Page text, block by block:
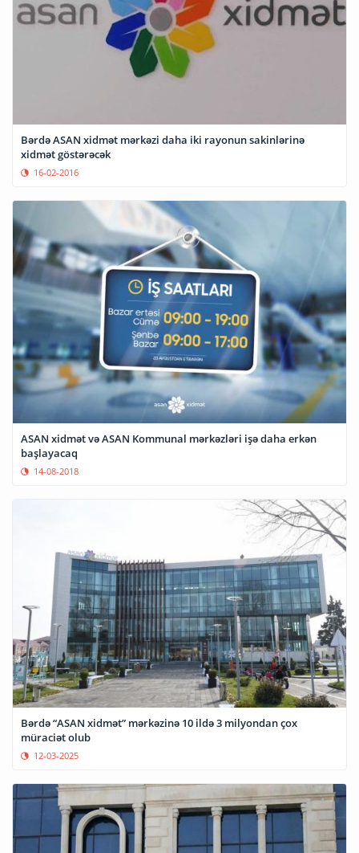
Bərdə ASAN xidmət mərkəzi daha iki rayonun sakinlərinə
xidmət göstərəcək
16-02-2016
ASAN xidmət və ASAN Kommunal mərkəzləri işə daha erkən
başlayacaq
14-08-2018
Bərdə “ASAN xidmət” mərkəzinə 10 ildə 3 milyondan çox
müraciət olub
12-03-2025